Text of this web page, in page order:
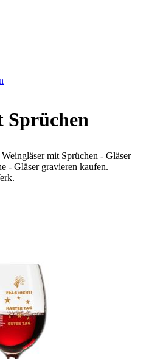
Sprüchen
mit Sprüchen - Gläser
- Gläser gravieren kaufen.